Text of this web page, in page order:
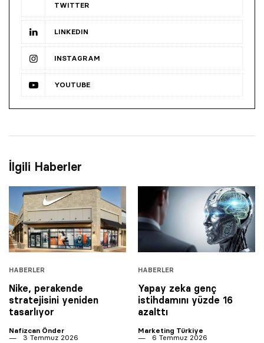
TWITTER
LINKEDIN
INSTAGRAM
YOUTUBE
İlgili Haberler
HABERLER
Nike, perakende
stratejisini yeniden
tasarlıyor
Nafizcan Önder
3 Temmuz 2026
HABERLER
Yapay zeka genç
istihdamını yüzde 16
azalttı
Marketing Türkiye
6 Temmuz 2026